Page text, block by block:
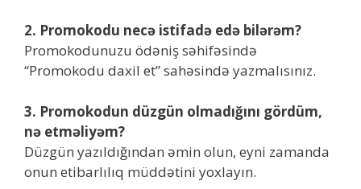
2. Promokodu necə istifadə edə bilərəm?
Promokodunuzu ödəniş səhifəsində
“Promokodu daxil et” sahəsində yazmalısınız.
3. Promokodun düzgün olmadığını gördüm,
nə etməliyəm?
Düzgün yazıldığından əmin olun, eyni zamanda
onun etibarlılıq müddətini yoxlayın.